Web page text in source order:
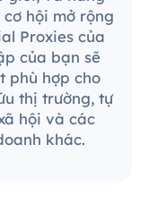
hội mở rộng
Proxies của
của bạn sẽ
phù hợp cho
thị trường, tự
hội và các
khác.